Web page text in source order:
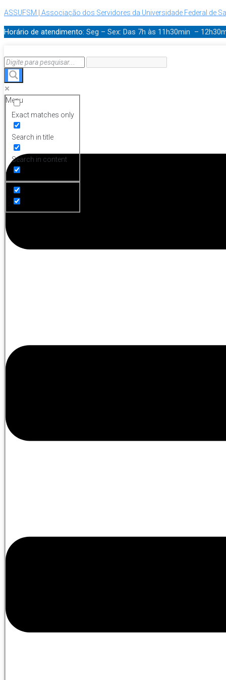
ASSUFSM | Associação dos Servidores da Universidade Federal de
Horário de atendimento: Seg – Sex: Das 7h às 11h30min –
Exact matches only
Search in title
Search in content
Menu